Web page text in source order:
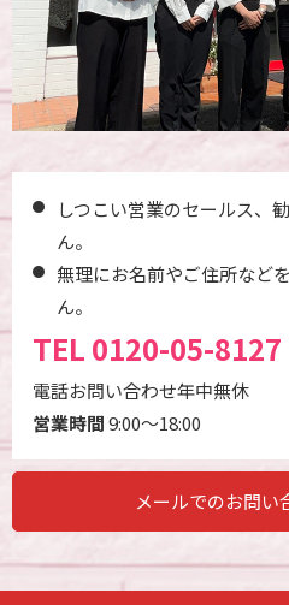
しつこい営業のセールス、
ん。
無理にお名前やご住所など
ん。
TEL 0120-05-8127
電話お問い合わせ年中無休
営業時間9:00～18:00
メールでのお問い